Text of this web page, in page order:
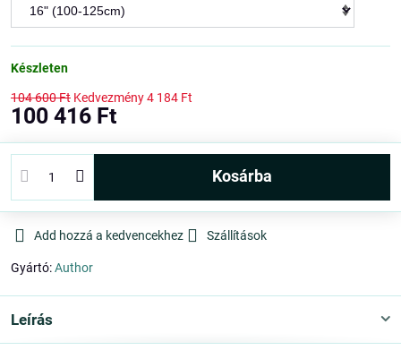
Készleten
104 600 Ft Kedvezmény4 184 Ft
100 416 Ft
kosárba
Add hozzá a kedvencekhez Szállítások
Gyártó:Author
Leírás